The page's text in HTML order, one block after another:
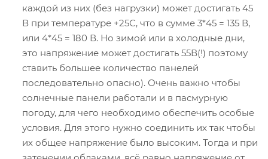
каждой из них (без нагрузки) может достигать 45
В при температуре +25С, что в сумме 3*45 = 135 В,
или 4*45 = 180 В. Но зимой или в холодные дни,
это напряжение может достигать 55В(!) поэтому
ставить большее количество панелей
последовательно опасно). Очень важно чтобы
солнечные панели работали и в пасмурную
погоду, для чего необходимо обеспечить особые
условия. Для этого нужно соединить их так чтобы
их общее напряжение было высоким. Тогда и при